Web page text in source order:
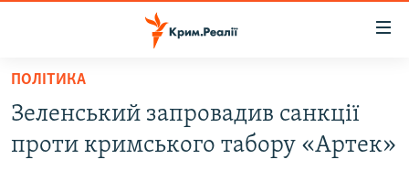
Перейти
основного
матеріалу
Перейти
ВІДЕО ТА ФОТО
ПОЛІТИКА
Зеленський запровадив санкції
проти кримського табору «Артек»